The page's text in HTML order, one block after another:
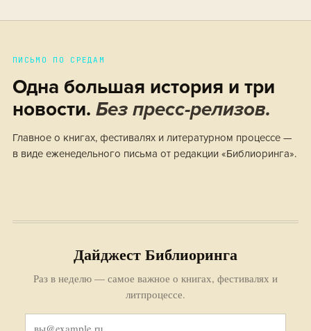
ПИСЬМО ПО СРЕДАМ
Одна большая история и три
новости. Без пресс-релизов.
Главное о книгах, фестивалях и литературном процессе —
в виде еженедельного письма от редакции «Библиоринга».
Дайджест Библиоринга
Раз в неделю — самое важное о книгах, фестивалях и
литпроцессе.